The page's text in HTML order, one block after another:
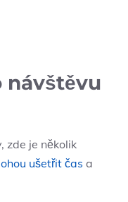
návštěvu
zde je několik
ušetřit čas a